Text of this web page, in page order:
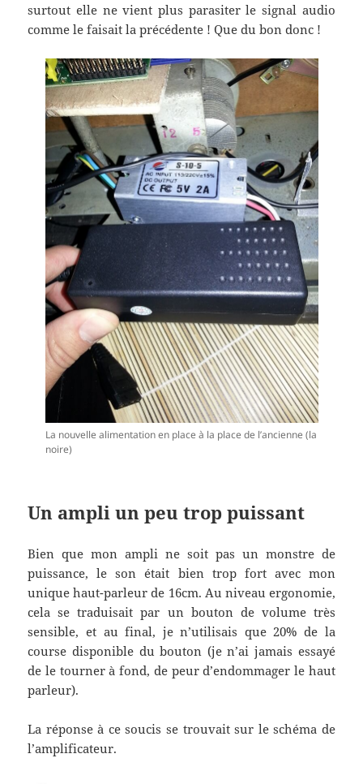
surtout elle ne vient plus parasiter le signal audio
comme le faisait la précédente ! Que du bon donc !
La nouvelle alimentation en place à la place de l’ancienne (la
noire)
Un ampli un peu trop puissant
Bien que mon ampli ne soit pas un monstre de
puissance, le son était bien trop fort avec mon
unique haut-parleur de 16cm. Au niveau ergonomie,
cela se traduisait par un bouton de volume très
sensible, et au final, je n’utilisais que 20% de la
course disponible du bouton (je n’ai jamais essayé
de le tourner à fond, de peur d’endommager le haut
parleur).
La réponse à ce soucis se trouvait sur le schéma de
l’amplificateur.